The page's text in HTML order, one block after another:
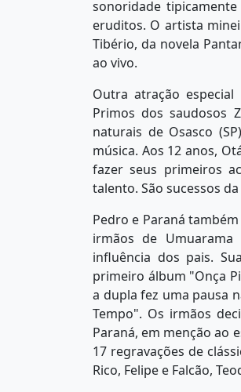
sonoridade
eruditos. O artista
Tibério, da novela
ao vivo.
Outra atração
Primos dos saudosos
naturais de Osasco
música. Aos 12 anos,
fazer seus primeiros
talento. São sucessos da
Pedro e Paraná
irmãos de
influência dos pais.
primeiro álbum "Onça
a dupla fez uma pausa
Tempo". Os irmãos
Paraná, em menção ao
17 regravações de
Rico, Felipe e Falcão,